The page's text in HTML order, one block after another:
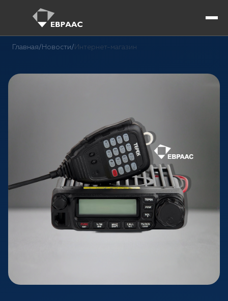
Главная/ Новости/ Интернет-магазин